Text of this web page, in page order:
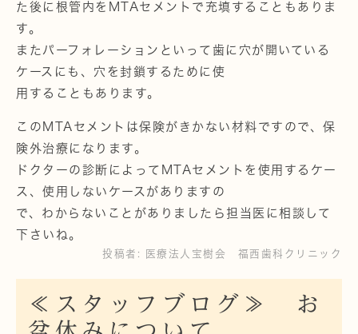
た後に根管内をMTAセメントで充填することもありま
す。
またパーフォレーションといって歯に穴が開いている
ケースにも、穴を封鎖するために使
用することもあります。
このMTAセメントは保険がきかない材料ですので、保
険外治療になります。
ドクターの診断によってMTAセメントを使用するケー
ス、使用しないケースがありますの
で、わからないことがありましたら担当医に相談して
下さいね。
投稿者: 医療法人宝樹会 福西歯科クリニック
≪スタッフブログ≫ お